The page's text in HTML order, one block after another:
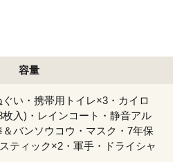
容量
い・携帯用トイレ×3・カイロ
入)・レインコート・静音アル
バンソウコウ・マスク・7年保
ティック×2・軍手・ドライシャ